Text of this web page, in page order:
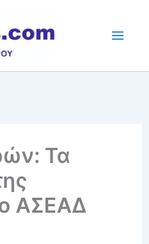
Τα
ΑΣΕΑΔ